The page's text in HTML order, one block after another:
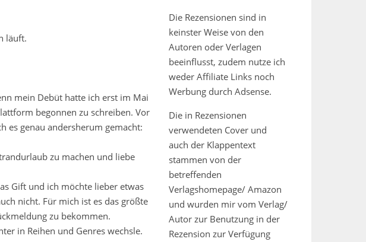
läuft.
mein Debüt hatte ich erst im Mai
begonnen zu schreiben. Vor
es genau andersherum gemacht:
zu machen und liebe
Gift und ich möchte lieber etwas
nicht. Für mich ist es das größte
zu bekommen.
in Reihen und Genres wechsle.
Die Rezensionen sind in
keinster Weise von den
Autoren oder Verlagen
beeinflusst, zudem nutze ich
weder Affiliate Links noch
Werbung durch Adsense.
Die in Rezensionen
verwendeten Cover und
auch der Klappentext
stammen von der
betreffenden
Verlagshomepage/ Amazon
und wurden mir vom Verlag/
Autor zur Benutzung in der
Rezension zur Verfügung